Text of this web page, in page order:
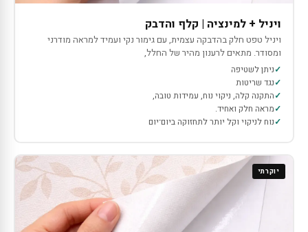
ויניל + למינציה | קלף והדבק
ויניל טפט חלק בהדבקה עצמית, עם גימור נקי ועמיד למראה מודרני
ומסודר. מתאים לרענון מהיר של החלל,
ניתן לשטיפה
נגד שריטות
התקנה קלה, ניקוי נוח, עמידות טובה,
מראה חלק ואחיד.
נוח לניקוי וקל יותר לתחזוקה ביום־יום
יוקרתי